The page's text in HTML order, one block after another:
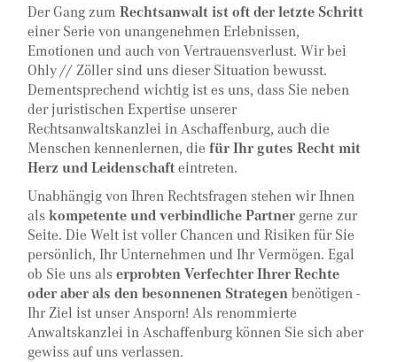
Der Gang zumRechtsanwalt ist oft der letzte Schritt
einer Serie von unangenehmen Erlebnissen,
Emotionen und auch von Vertrauensverlust. Wir bei
Ohly // Zöller sind uns dieser Situation bewusst.
Dementsprechend wichtig ist es uns, dass Sie neben
der juristischen Expertise unserer
Rechtsanwaltskanzlei in Aschaffenburg, auch die
Menschen kennenlernen, diefür Ihr gutes Recht mit
Herz und Leidenschafteintreten.
Unabhängig von Ihren Rechtsfragen stehen wir Ihnen
alskompetente und verbindliche Partner gerne zur
Seite. Die Welt ist voller Chancen und Risiken für Sie
persönlich, Ihr Unternehmen und Ihr Vermögen. Egal
ob Sie uns alserprobten Verfechter Ihrer Rechte
oder aber als den besonnenen Strategenbenötigen -
Ihr Ziel ist unser Ansporn! Als renommierte
Anwaltskanzlei in Aschaffenburg können Sie sich aber
gewiss auf uns verlassen.